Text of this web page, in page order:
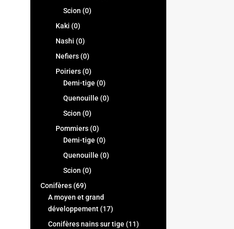
Scion (0)
Kaki (0)
Nashi (0)
Nefiers (0)
Poiriers (0)
Demi-tige (0)
Quenouille (0)
Scion (0)
Pommiers (0)
Demi-tige (0)
Quenouille (0)
Scion (0)
Conifères (69)
A moyen et grand
développement (17)
Conifères nains sur tige (11)